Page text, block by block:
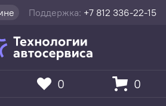
Поддержка: +7 812 336-22-15
0 0